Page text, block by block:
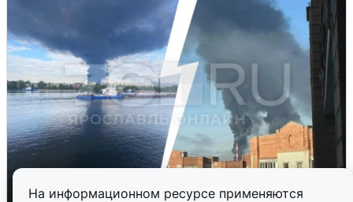
На информационном ресурсе применяются